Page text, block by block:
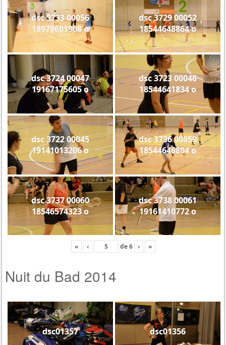
dsc 3733 00056
18979601908 o
dsc 3729 00052
18544648864 o
dsc 3724 00047
19167175605 o
dsc 3723 00046
18544641834 o
dsc 3722 00045
19141013206 o
dsc 3736 00059
18544646804 o
dsc 3737 00060
18546574323 o
dsc 3738 00061
19161410772 o
« ‹ de6 › »
Nuit du Bad 2014
dsc01357 dsc01356